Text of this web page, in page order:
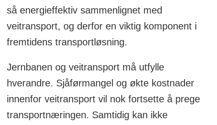
så energieffektiv sammenlignet med
veitransport, og derfor en viktig komponent i
fremtidens transportløsning.
Jernbanen og veitransport må utfylle
hverandre. Sjåførmangel og økte kostnader
innenfor veitransport vil nok fortsette å prege
transportnæringen. Samtidig kan ikke